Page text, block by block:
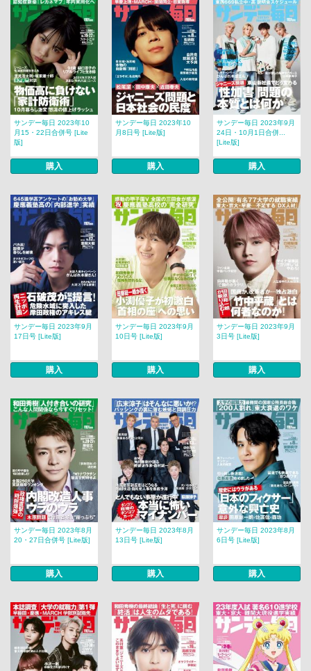
サンデー毎日 2023年10
月15・22日合併号 [Lite
版]
購入
サンデー毎日 2023年10
月8日号 [Lite版]
購入
サンデー毎日 2023年9月
24日・10月1日合併...
[Lite版]
購入
サンデー毎日 2023年9月
17日号 [Lite版]
購入
サンデー毎日 2023年9月
10日号 [Lite版]
購入
サンデー毎日 2023年9月
3日号 [Lite版]
購入
サンデー毎日 2023年8月
20・27日合併号 [Lite版]
購入
サンデー毎日 2023年8月
13日号 [Lite版]
購入
サンデー毎日 2023年8月
6日号 [Lite版]
購入